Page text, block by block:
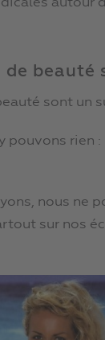
autour
de beauté
sont un
pouvons
nous ne
sur nos